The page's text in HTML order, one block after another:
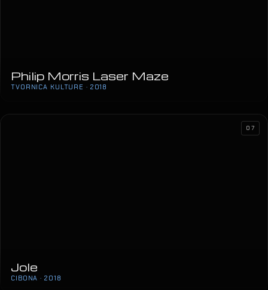
Philip Morris Laser Maze
TVORNICA KULTURE · 2018
Jole
CIBONA · 2018
07